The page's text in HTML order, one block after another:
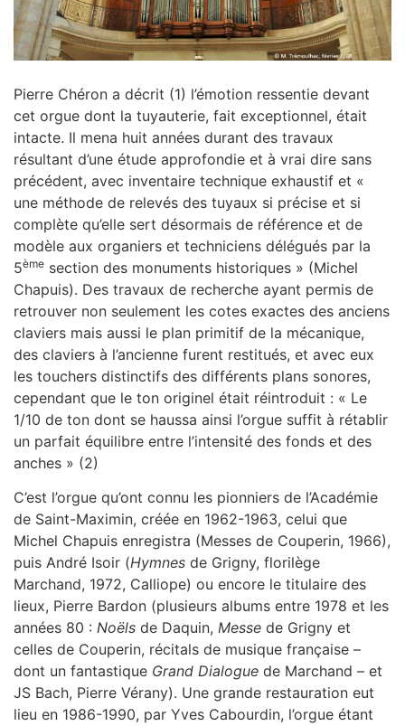
Pierre Chéron a décrit (1) l’émotion ressentie devant
cet orgue dont la tuyauterie, fait exceptionnel, était
intacte. Il mena huit années durant des travaux
résultant d’une étude approfondie et à vrai dire sans
précédent, avec inventaire technique exhaustif et «
une méthode de relevés des tuyaux si précise et si
complète qu’elle sert désormais de référence et de
modèle aux organiers et techniciens délégués par la
5ème section des monuments historiques » (Michel
Chapuis). Des travaux de recherche ayant permis de
retrouver non seulement les cotes exactes des anciens
claviers mais aussi le plan primitif de la mécanique,
des claviers à l’ancienne furent restitués, et avec eux
les touchers distinctifs des différents plans sonores,
cependant que le ton originel était réintroduit : « Le
1/10 de ton dont se haussa ainsi l’orgue suffit à rétablir
un parfait équilibre entre l’intensité des fonds et des
anches » (2)
C’est l’orgue qu’ont connu les pionniers de l’Académie
de Saint-Maximin, créée en 1962-1963, celui que
Michel Chapuis enregistra (Messes de Couperin, 1966),
puis André Isoir (Hymnes de Grigny, florilège
Marchand, 1972, Calliope) ou encore le titulaire des
lieux, Pierre Bardon (plusieurs albums entre 1978 et les
années 80 : Noëls de Daquin, Messe de Grigny et
celles de Couperin, récitals de musique française –
dont un fantastique Grand Dialogue de Marchand – et
JS Bach, Pierre Vérany). Une grande restauration eut
lieu en 1986-1990, par Yves Cabourdin, l’orgue étant